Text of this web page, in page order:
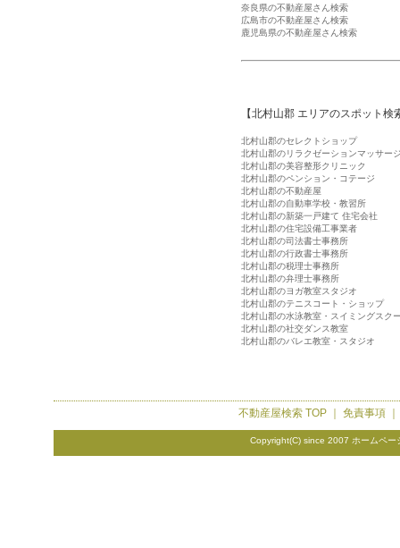
奈良県の不動産屋さん検索
広島市の不動産屋さん検索
鹿児島県の不動産屋さん検索
【北村山郡 エリアのスポット検
北村山郡のセレクトショップ
北村山郡のリラクゼーションマッサー
北村山郡の美容整形クリニック
北村山郡のペンション・コテージ
北村山郡の不動産屋
北村山郡の自動車学校・教習所
北村山郡の新築一戸建て 住宅会社
北村山郡の住宅設備工事業者
北村山郡の司法書士事務所
北村山郡の行政書士事務所
北村山郡の税理士事務所
北村山郡の弁理士事務所
北村山郡のヨガ教室スタジオ
北村山郡のテニスコート・ショップ
北村山郡の水泳教室・スイミングスク
北村山郡の社交ダンス教室
北村山郡のバレエ教室・スタジオ
不動産屋検索TOP ｜ 免責事項
Copyright(C) since 2007 ホームペー